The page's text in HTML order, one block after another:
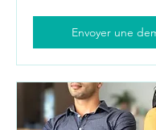
Envoyer une